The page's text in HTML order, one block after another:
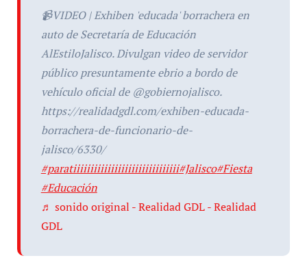
📹VIDEO | Exhiben 'educada' borrachera en
auto de Secretaría de Educación
AlEstiloJalisco. Divulgan video de servidor
público presuntamente ebrio a bordo de
vehículo oficial de @gobiernojalisco.
https://realidadgdl.com/exhiben-educada-
borrachera-de-funcionario-de-
jalisco/6330/
#paratiiiiiiiiiiiiiiiiiiiiiiiiiiiiiii#Jalisco#Fiesta
#Educación
♬ sonido original - Realidad GDL - Realidad
GDL